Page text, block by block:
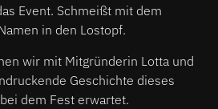
Event. Schmeißt mit dem
in den Lostopf.
wir mit Mitgründerin Lotta und
Geschichte dieses
dem Fest erwartet.